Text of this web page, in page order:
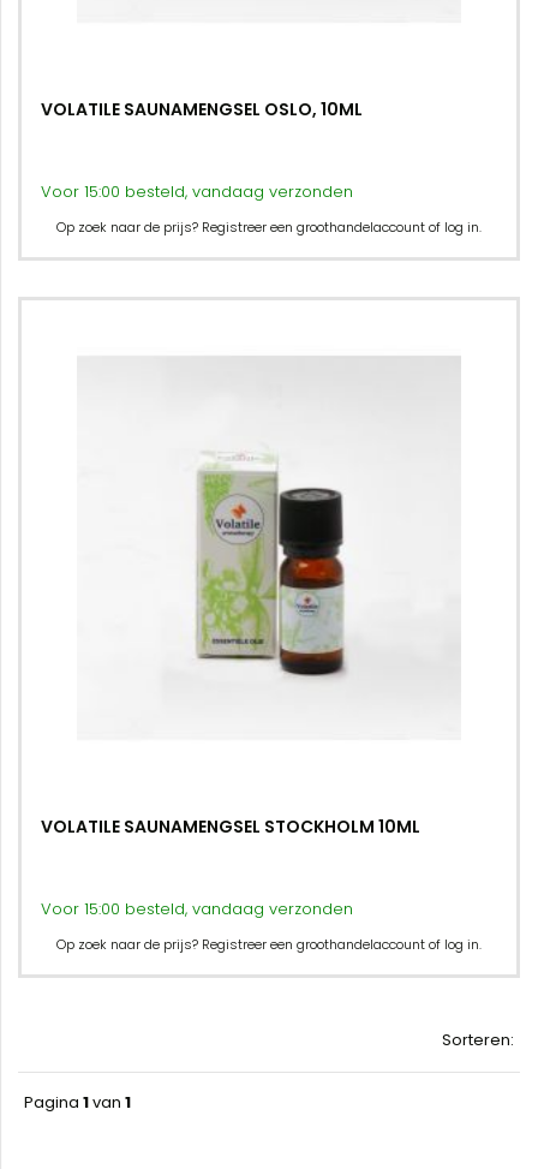
VOLATILE SAUNAMENGSEL OSLO, 10ML
Voor 15:00 besteld, vandaag verzonden
Op zoek naar de prijs? Registreer een groothandelaccount of log in.
VOLATILE SAUNAMENGSEL STOCKHOLM 10ML
Voor 15:00 besteld, vandaag verzonden
Op zoek naar de prijs? Registreer een groothandelaccount of log in.
Sorteren:
Pagina 1van 1